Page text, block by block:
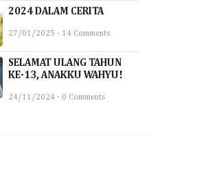
2024 DALAM CERITA
27/01/2025 - 14 Comments
SELAMAT ULANG TAHUN
KE-13, ANAKKU WAHYU!
24/11/2024 - 0 Comments